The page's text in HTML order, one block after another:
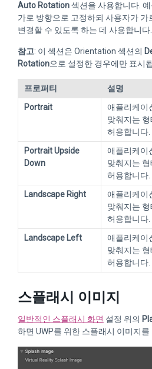
Auto Rotation섹션을 사용합니다.
가로 방향으로 고정하되 사용자가 가
변경할 수 있도록 하는 데 사용합니다.
참고: 이 섹션은 Orientation 섹션의
Rotation으로 설정한 경우에만 표시
프로퍼티
설명
Portrait
애플리케이
맞춰지는
허용합니다.
Portrait Upside
Down
애플리케이
맞춰지는
허용합니다.
Landscape Right
애플리케이
맞춰지는
허용합니다.
Landscape Left
애플리케이
맞춰지는
허용합니다.
스플래시 이미지
일반적인 스플래시 화면 설정 위의
하면 UWP를 위한 스플래시 이미지를